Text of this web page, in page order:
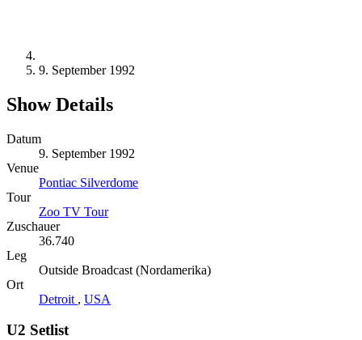
9. September 1992
Show Details
Datum
9. September 1992
Venue
Pontiac Silverdome
Tour
Zoo TV Tour
Zuschauer
36.740
Leg
Outside Broadcast (Nordamerika)
Ort
Detroit , USA
U2 Setlist